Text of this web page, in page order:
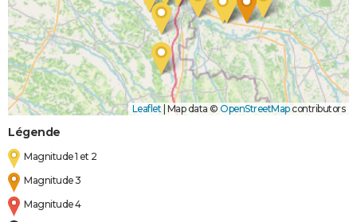
Leaflet Map data © OpenStreetMapcontributors
Légende
Magnitude 1 et 2
Magnitude 3
Magnitude 4